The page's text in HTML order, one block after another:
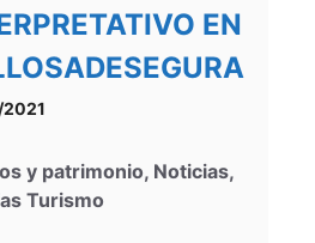
EN
y patrimonio, Noticias,
Turismo